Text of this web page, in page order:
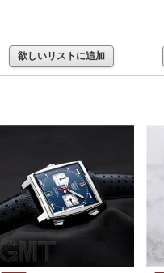
欲しいリストに追加